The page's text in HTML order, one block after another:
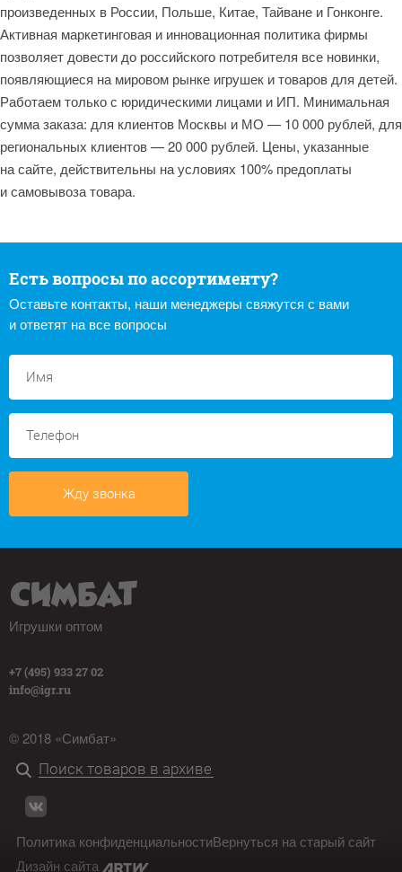
произведенных в России, Польше, Китае, Тайване и Гонконге.
Активная маркетинговая и инновационная политика фирмы
позволяет довести до российского потребителя все новинки,
появляющиеся на мировом рынке игрушек и товаров для детей.
Работаем только с юридическими лицами и ИП. Минимальная
сумма заказа: для клиентов Москвы и МО — 10 000 рублей, для
региональных клиентов — 20 000 рублей. Цены, указанные
на сайте, действительны на условиях 100% предоплаты
и самовывоза товара.
Есть вопросы по ассортименту?
Оставьте контакты, наши менеджеры свяжутся с вами
и ответят на все вопросы
Жду звонка
Игрушки оптом
+7 (495) 933 27 02
info@igr.ru
© 2018 «Симбат»
Политика конфиденциальностиВернуться на старый сайт
Дизайн сайта